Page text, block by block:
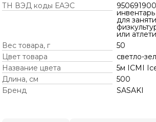
ТН ВЭД коды ЕАЭС
для
или
Вес товара, г
50
Цвет товара
светло-
Название цвета
5м ICMI
Длина, см
500
Бренд
SASAKI